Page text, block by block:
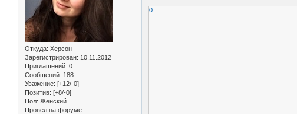
Откуда: Херсон
Зарегистрирован: 10.11.2012
Приглашений: 0
Сообщений: 188
Уважение: [+12/-0]
Позитив: [+8/-0]
Пол: Женский
Провел на форуме:
0